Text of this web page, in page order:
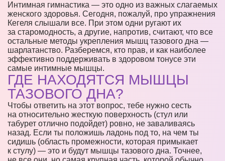
Интимная гимнастика — это одно из важных слагаемых
женского здоровья. Сегодня, пожалуй, про упражнения
Кегеля слышали все. При этом одни ругают их
за старомодность, а другие, напротив, считают, что все
остальные методы укрепления мышц тазового дна —
шарлатанство. Разберемся, кто прав, и как наиболее
эффективно поддерживать в здоровом тонусе эти
самые интимные мышцы.
ГДЕ НАХОДЯТСЯ МЫШЦЫ
ТАЗОВОГО ДНА?
Чтобы ответить на этот вопрос, тебе нужно сесть
на относительно жесткую поверхность (стул или
табурет отлично подойдет) ровно, не заваливаясь
назад. Если ты положишь ладонь под то, на чем ты
сидишь (область промежности, которая примыкает
к стулу) — это и будут мышцы тазового дна. Точнее,